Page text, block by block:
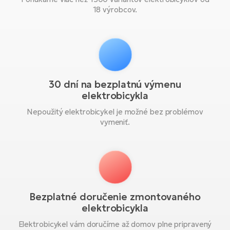
18 výrobcov.
30 dní na bezplatnú výmenu
elektrobicykla
Nepoužitý elektrobicykel je možné bez problémov
vymeniť.
Bezplatné doručenie zmontovaného
elektrobicykla
Elektrobicykel vám doručíme až domov plne pripravený